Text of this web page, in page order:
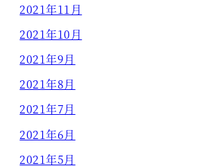
2021年11月
2021年10月
2021年9月
2021年8月
2021年7月
2021年6月
2021年5月